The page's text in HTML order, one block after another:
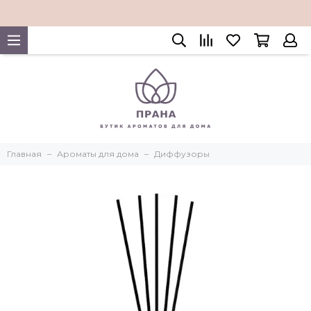
Главная Ароматы для дома Диффузоры